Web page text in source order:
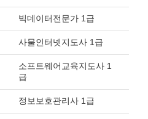
빅데이터전문가 1급
사물인터넷지도사 1급
소프트웨어교육지도사 1
급
정보보호관리사 1급